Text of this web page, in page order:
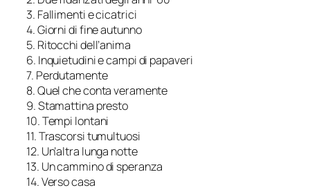
3. Fallimenti e cicatrici
4. Giorni di fine autunno
5. Ritocchi dell’anima
6. Inquietudini e campi di papaveri
7. Perdutamente
8. Quel che conta veramente
9. Stamattina presto
10. Tempi lontani
11. Trascorsi tumultuosi
12. Un’altra lunga notte
13. Un cammino di speranza
14. Verso casa